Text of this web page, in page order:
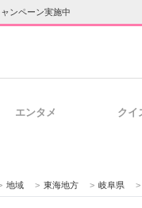
ンペーン実施中
エンタメ クイ
地域 > 東海地方 > 岐阜県 >